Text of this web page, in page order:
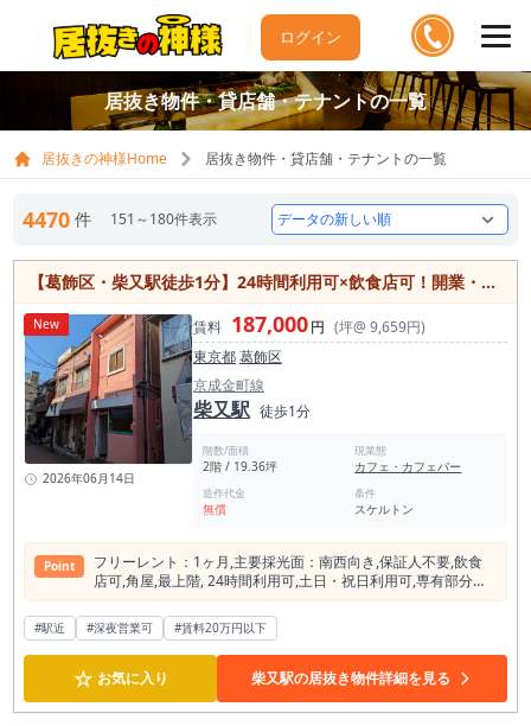
ログイン
居抜き物件・貸店舗・テナントの一覧
居抜きの神様Home 居抜き物件・貸店舗・テナントの一覧
4470 件 151～180件表示
【葛飾区・柴又駅徒歩1分】24時間利用可×飲食店可！開業・移転におすすめの19坪物件
New
2026年06月14日
賃料 187,000円 (坪@ 9,659円)
東京都葛飾区
京成金町線
柴又駅 徒歩1分
階数/面積
2階 / 19.36坪
現業態
カフェ・カフェバー
造作代金
無償
条件
スケルトン
Point
フリーレント：1ヶ⽉,主要採光⾯：南⻄向き,保証⼈不要,飲⾷
店可,⾓屋,最上階, 24時間利⽤可,⼟⽇・祝⽇利⽤可,専有部分に
トイレあり,都市ガス,エアコン
#駅近 #深夜営業可 #賃料20万円以下
☆ お気に入り 柴又駅の居抜き物件詳細を見る